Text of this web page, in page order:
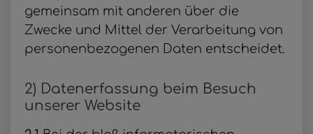
gemeinsam mit anderen über die
Zwecke und Mittel der Verarbeitung von
personenbezogenen Daten entscheidet.
2) Datenerfassung beim Besuch
unserer Website